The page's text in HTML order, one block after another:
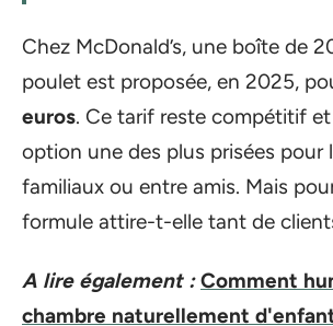
Chez McDonald’s, une boîte de
poulet est proposée, en 2025,
euros. Ce tarif reste compétitif
option une des plus prisées pour
familiaux ou entre amis. Mais
formule attire-t-elle tant de
A lire également : Comment
chambre naturellement